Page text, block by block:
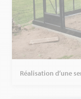
Réalisation d’une